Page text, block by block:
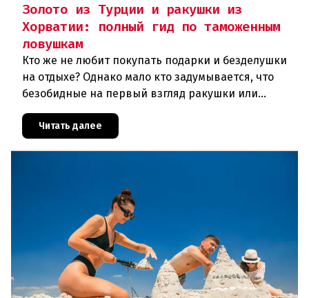
Золото из Турции и ракушки из
Хорватии: полный гид по таможенным
ловушкам
Кто же не любит покупать подарки и безделушки
на отдыхе? Однако мало кто задумывается, что
безобидные на первый взгляд ракушки или
брендовая одежда могут обернуться огромными
проблемами при возвращени
Читать далее